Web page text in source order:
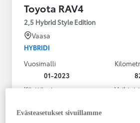
Toyota RAV4
2,5 Hybrid Style Edition
Vaasa
HYBRIDI
Vuosimalli
01-2023
Käyttövoima
Vaihteisto
Näytä lisää
Evästeasetukset sivuillamme